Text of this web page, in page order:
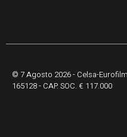
© 7 Agosto 2026 - Celsa-Eurofilm
165128 - CAP. SOC. € 117.000